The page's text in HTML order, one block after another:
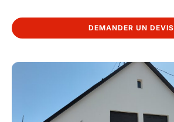
DEMANDER UN DEVIS